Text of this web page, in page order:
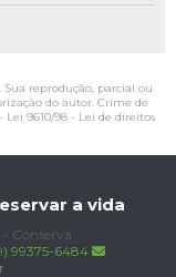
reprodução, parcial ou
do autor. Crime de
Lei 9610/98 - Lei de direitos
a vida
- Conserva
99375-6484